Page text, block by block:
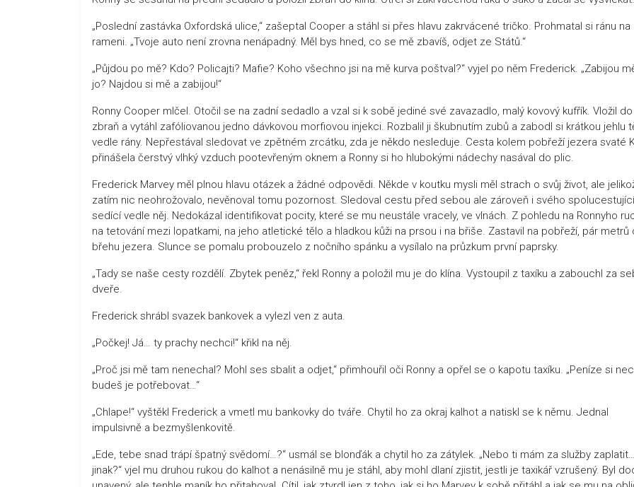
„Poslední zastávka Oxfordská ulice,“ zašeptal Cooper a stáhl si přes hlavu zakrvácené tričko. Prohmatal si ránu na
rameni. „Tvoje auto není zrovna nenápadný. Měl bys hned, co se mě zbavíš, odjet ze Států.“
„Půjdou po mě? Kdo? Policajti? Mafie? Koho všechno jsi na mě kurva poštval?“ vyjel po něm Frederick. „Zabijou
jo? Najdou si mě a zabijou!“
Ronny Cooper mlčel. Otočil se na zadní sedadlo a vzal si k sobě jediné své zavazadlo, malý kovový kufřík. Vložil do
zbraň a vytáhl zafóliovanou jedno dávkovou morfiovou injekci. Rozbalil ji škubnutím zubů a zabodl si krátkou jehlu
vedle rány. Nepřestával sledovat ve zpětném zrcátku, zda je někdo nesleduje. Cesta kolem pobřeží jezera svaté
přinášela čerstvý vlhký vzduch pootevřeným oknem a Ronny si ho hlubokými nádechy nasával do plic.
Frederick Marvey měl plnou hlavu otázek a žádné odpovědi. Někde v koutku mysli měl strach o svůj život, ale
zatím nic neohrožovalo, nevěnoval tomu pozornost. Sledoval cestu před sebou ale zároveň i svého
sedící vedle něj. Nedokázal identifikovat pocity, které se mu neustále vracely, ve vlnách. Z pohledu na Ronnyho
na tetování mezi lopatkami, na jeho atletické tělo a hladkou kůži na prsou i na břiše. Zastavil na pobřeží, pár metrů
břehu jezera. Slunce se pomalu probouzelo z nočního spánku a vysílalo na průzkum první paprsky.
„Tady se naše cesty rozdělí. Zbytek peněz,“ řekl Ronny a položil mu je do klína. Vystoupil z taxíku a zabouchl za
dveře.
Frederick shrábl svazek bankovek a vylezl ven z auta.
„Počkej! Já… ty prachy nechci!“ křikl na něj.
„Proč jsi mě tam nenechal? Mohl ses sbalit a odjet,“ přimhouřil oči Ronny a opřel se o kapotu taxíku. „Peníze si
budeš je potřebovat…“
„Chlape!“ vyštěkl Frederick a vmetl mu bankovky do tváře. Chytil ho za okraj kalhot a natiskl se k němu. Jednal
impulsivně a bezmyšlenkovitě.
„Ede, tebe snad trápí špatný svědomí…?“ usmál se blonďák a chytil ho za zátylek. „Nebo ti mám za služby zaplatit…
jinak?“ vjel mu druhou rukou do kalhot a nenásilně mu je stáhl, aby mohl dlaní zjistit, jestli je taxikář vzrušený. Byl